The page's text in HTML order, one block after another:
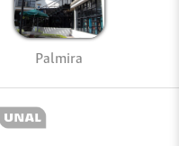
Palmira